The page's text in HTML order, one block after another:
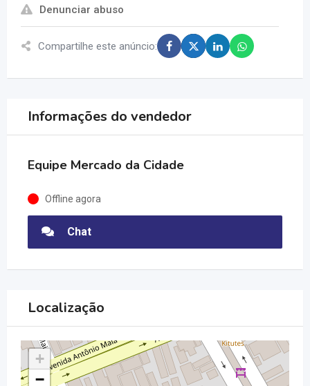
Denunciar abuso
Compartilhe este anúncio:
Informações do vendedor
Equipe Mercado da Cidade
Offline agora
Chat
Localização
+
−